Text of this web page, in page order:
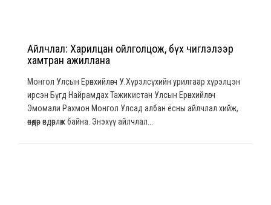
Айлчлал: Харилцан ойлголцож, бүх чиглэлээр
хамтран ажиллана
Монгол Улсын Ерөнхийлөгч У.Хүрэлсүхийн урилгаар хүрэлцэн
ирсэн Бүгд Найрамдах Тажикистан Улсын Ерөнхийлөгч
Эмомали Рахмон Монгол Улсад албан ёсны айлчлал хийж,
өнөөдөр өндөрлөж байна. Энэхүү айлчлал...